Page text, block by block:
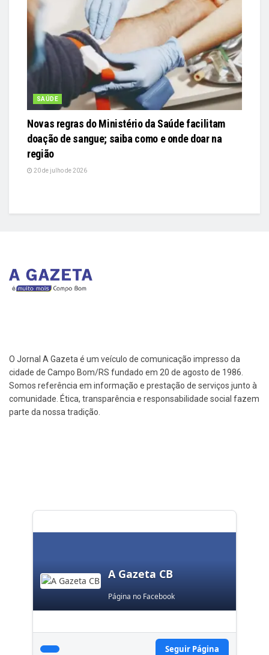
SAÚDE
Novas regras do Ministério da Saúde facilitam
doação de sangue; saiba como e onde doar na
região
20 de julho de 2026
O Jornal A Gazeta é um veículo de comunicação impresso da
cidade de Campo Bom/RS fundado em 20 de agosto de 1986.
Somos referência em informação e prestação de serviços junto à
comunidade. Ética, transparência e responsabilidade social fazem
parte da nossa tradição.
A Gazeta CB
Página no Facebook
Seguir Página